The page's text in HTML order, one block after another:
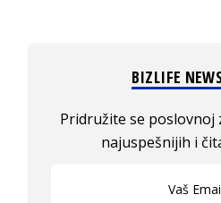
BIZLIFE
Pridružite se poslovnoj
najuspešnijih i